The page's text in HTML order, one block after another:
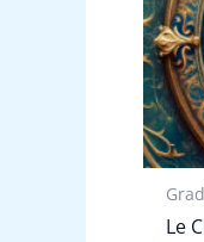
Le